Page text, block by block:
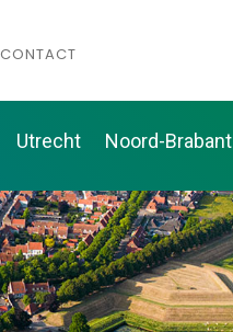
CONTACT
Utrecht Noord-Brabant